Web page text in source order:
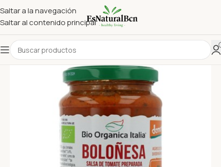
Saltar a la navegación
Saltar al contenido principal